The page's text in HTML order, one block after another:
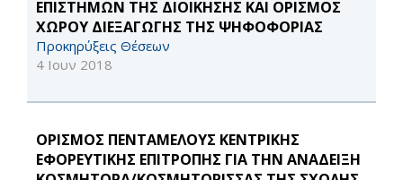
ΕΠΙΣΤΗΜΩΝ ΤΗΣ ΔΙΟΙΚΗΣΗΣ ΚΑΙ ΟΡΙΣΜΟΣ
ΧΩΡΟΥ ΔΙΕΞΑΓΩΓΗΣ ΤΗΣ ΨΗΦΟΦΟΡΙΑΣ
Προκηρύξεις Θέσεων
4 Ιουν 2018
ΟΡΙΣΜΟΣ ΠΕΝΤΑΜΕΛΟΥΣ ΚΕΝΤΡΙΚΗΣ
ΕΦΟΡΕΥΤΙΚΗΣ ΕΠΙΤΡΟΠΗΣ ΓΙΑ ΤΗΝ ΑΝΑΔΕΙΞΗ